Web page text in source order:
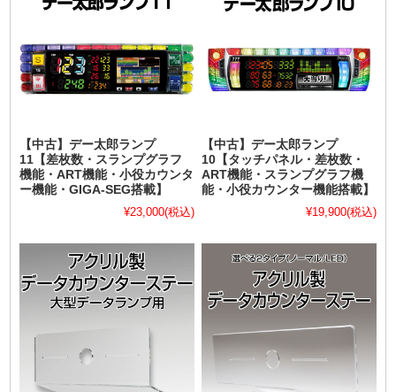
【中古】デー太郎ランプ
11【差枚数・スランプグラフ
機能・ART機能・小役カウンタ
ー機能・GIGA-SEG搭載】
¥23,000(税込)
【中古】デー太郎ランプ
10【タッチパネル・差枚数・
ART機能・スランプグラフ機
能・小役カウンター機能搭載】
¥19,900(税込)